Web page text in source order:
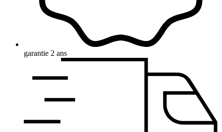
garantie 2 ans